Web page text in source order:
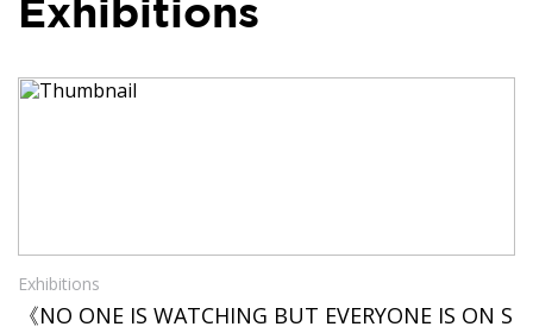
Exhibitions
Exhibitions
《NO ONE IS WATCHING BUT EVERYONE IS ON S